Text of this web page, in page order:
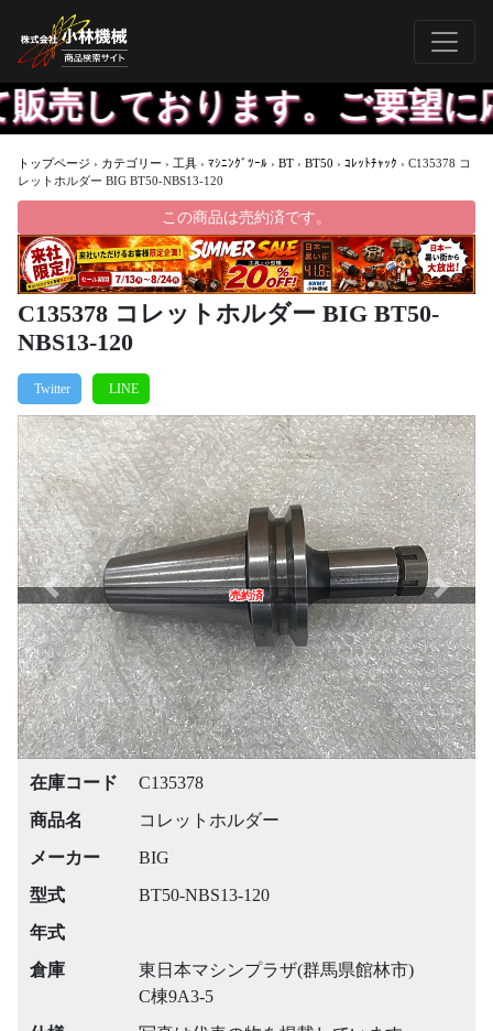
ております。ご要望に応
トップページ › カテゴリー › 工具 › ﾏｼﾆﾝｸﾞﾂｰﾙ › BT › BT50 › ｺﾚｯﾄﾁｬｯｸ › C135378 コ
レットホルダー BIG BT50-NBS13-120
この商品は売約済です。
C135378 コレットホルダー BIG BT50-
NBS13-120
売約済
Previous Next
在庫コード
C135378
商品名
コレットホルダー
メーカー
BIG
型式
BT50-NBS13-120
年式
倉庫
東日本マシンプラザ(群馬県館林市)
C棟9A3-5